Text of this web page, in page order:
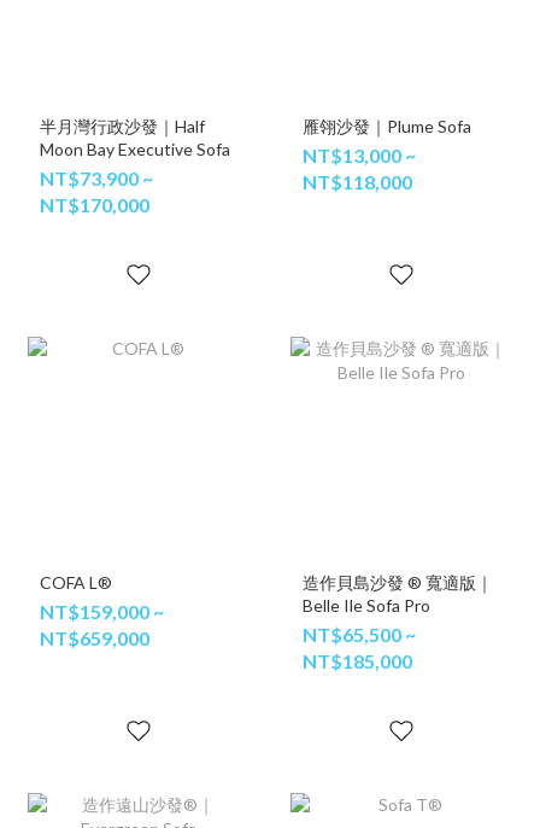
半月灣行政沙發｜Half
Moon Bay Executive Sofa
NT$73,900 ~
NT$170,000
雁翎沙發｜Plume Sofa
NT$13,000 ~
NT$118,000
COFA L®
NT$159,000 ~
NT$659,000
造作貝島沙發 ® 寬適版｜
Belle Ile Sofa Pro
NT$65,500 ~
NT$185,000